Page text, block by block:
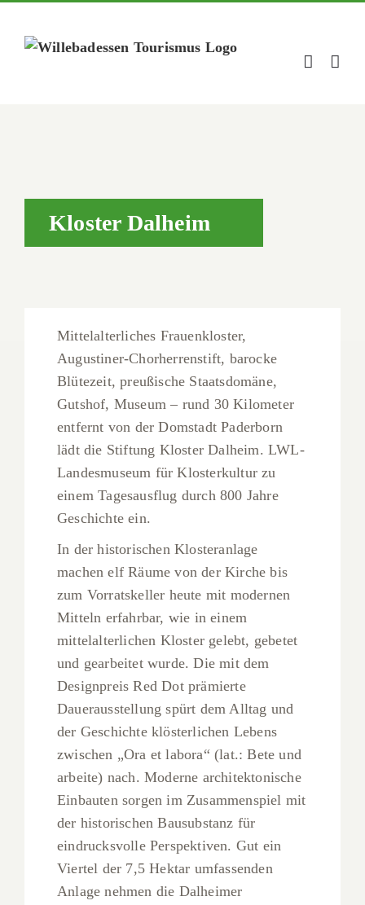
Inhalt
springen
Kloster Dalheim
Mittelalterliches Frauenkloster,
Augustiner-Chorherrenstift, barocke
Blütezeit, preußische Staatsdomäne,
Gutshof, Museum – rund 30 Kilometer
entfernt von der Domstadt Paderborn
lädt die Stiftung Kloster Dalheim. LWL-
Landesmuseum für Klosterkultur zu
einem Tagesausflug durch 800 Jahre
Geschichte ein.
In der historischen Klosteranlage
machen elf Räume von der Kirche bis
zum Vorratskeller heute mit modernen
Mitteln erfahrbar, wie in einem
mittelalterlichen Kloster gelebt, gebetet
und gearbeitet wurde. Die mit dem
Designpreis Red Dot prämierte
Dauerausstellung spürt dem Alltag und
der Geschichte klösterlichen Lebens
zwischen „Ora et labora“ (lat.: Bete und
arbeite) nach. Moderne architektonische
Einbauten sorgen im Zusammenspiel mit
der historischen Bausubstanz für
eindrucksvolle Perspektiven. Gut ein
Viertel der 7,5 Hektar umfassenden
Anlage nehmen die Dalheimer